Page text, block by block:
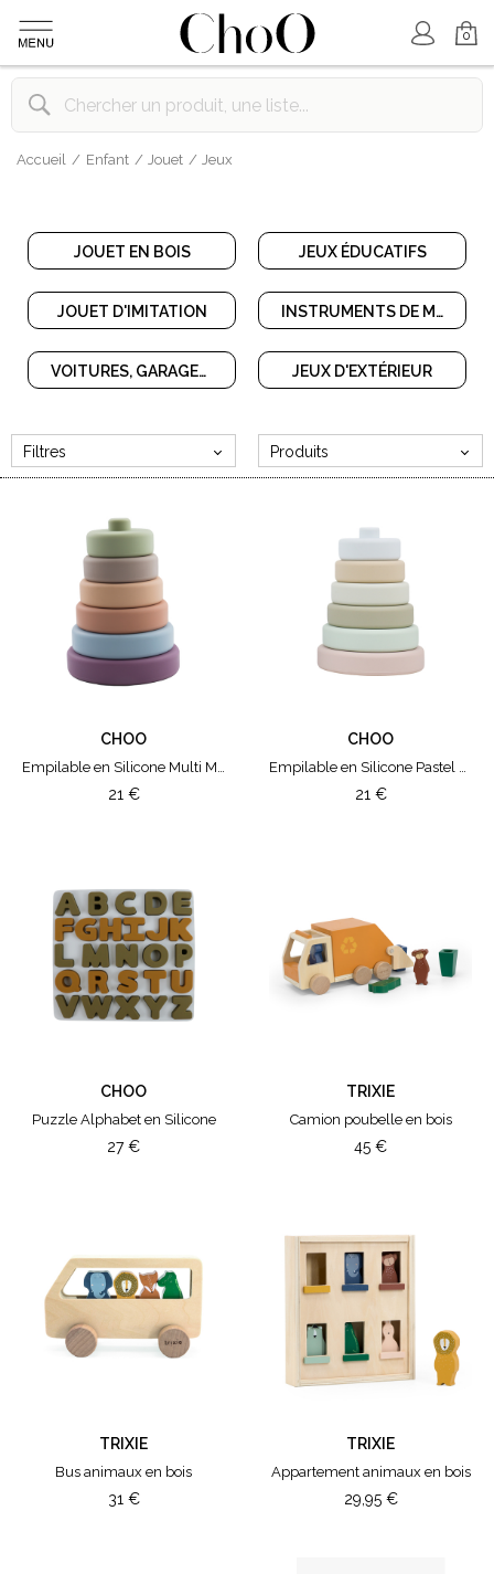
Mon Compte
0
Accueil Enfant Jouet Jeux
JOUET EN BOIS JEUX ÉDUCATIFS
JOUET D'IMITATION INSTRUMENTS DE MUSIQUE
VOITURES, GARAGES, CIRCUITS JEUX D'EXTÉRIEUR
Filtres
ChoO
Djeco
Janod
Jollein
Kids Concept
Konges Slojd
Little Dutch
Nailmatic
Rouge
Orange
Vert
Jaune
Marron
Multi Mix
Multicolore
Monster
Rock
Pastel Mix
Produits
CHOO
Empilable en Silicone Multi Mix
21 €
CHOO
Empilable en Silicone Pastel Mix
21 €
CHOO
Puzzle Alphabet en Silicone
27 €
TRIXIE
Camion poubelle en bois
45 €
TRIXIE
Bus animaux en bois
31 €
TRIXIE
Appartement animaux en bois
29,95 €